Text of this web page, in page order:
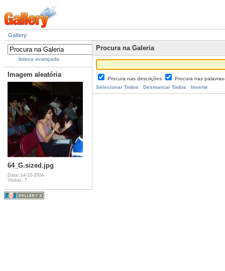
Gallery
busca avançada
Imagem aleatória
64_G.sized.jpg
Data: 14-10-2004
Visitas: 7
Procura na Galeria
Procura nas descrições
Procura nas
Selecionar Todos
Desmarcar Todos Inverte